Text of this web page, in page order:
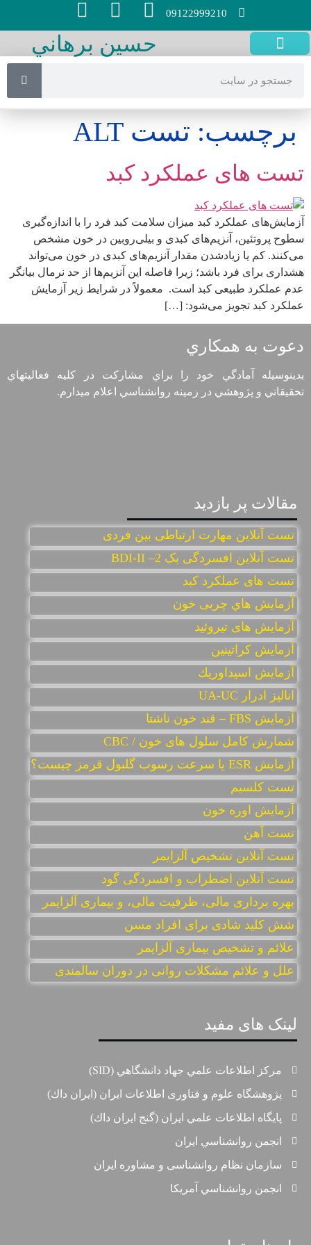
09122999210
حسين برهاني
برچسب: تست‌ ALT
تست های عملکرد کبد
آزمایش‌های عملکرد کبد میزان سلامت کبد فرد را با اندازه‌گیری
سطوح پروتئین، آنزیم‌های کبدی و بیلی‌روبین در خون مشخص
می‌کنند. کم یا زیادشدن مقدار آنزیم‌های کبدی در خون می‌تواند
هشداری برای فرد باشد؛ زیرا فاصله این آنزیم‌ها از حد نرمال بیانگر
عدم عملکرد طبیعی کبد است. معمولاً در شرایط زیر آزمایش
عملکرد کبد تجویز می‌شود: […]
دعوت به همكاري
بدينوسيله آمادگي خود را براي مشاركت در كليه فعاليتهاي
تحقيقاتي و پژوهشي در زمينه روانشناسي اعلام ميدارم.
مقالات پر بازديد
تست آنلاین مهارت ارتباطی بین فردی
تست آنلاين افسردگی بک 2– BDI-II
تست های عملکرد کبد
آزمایش هاي چربی خون
آزمایش های تیروئید
آزمايش كراتينين
آزمايش اسيداوريك
انالیز ادرار UA-UC
آزمایش FBS – قند خون ناشتا
شمارش کامل سلول های خون / CBC
آزمایش ESR یا سرعت رسوب گلبول قرمز چیست؟
تست کلسیم
آزمایش اوره خون
تست آهن
تست آنلاين تشخيص آلزايمر
تست آنلاین اضطراب و افسردگی گود
بهره برداری مالی، ظرفیت مالی، و بیماری آلزایمر
شش کلید شادی برای افراد مسن
علائم و تشخیص بیماری آلزایمر
علل و علائم مشکلات روانی در دوران سالمندی
لینک های مفید
مركز اطلاعات علمي جهاد دانشگاهي (SID)
پژوهشگاه علوم و فناوری اطلاعات ایران (ايران داك)
پايگاه اطلاعات علمي ايران (گنج ايران داك)
انجمن روانشناسي ايران
سازمان نظام روانشناسی و مشاوره ايران
انجمن روانشناسي آمريكا